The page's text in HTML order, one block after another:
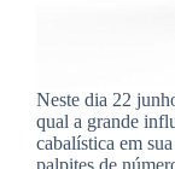
Neste dia 22
qual a grande
cabalística em